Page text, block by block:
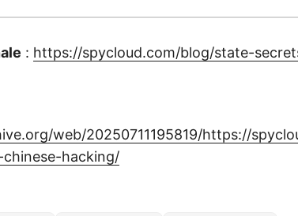
: https://spycloud.com/blog/state-
web/20250711195819/https://
hacking/